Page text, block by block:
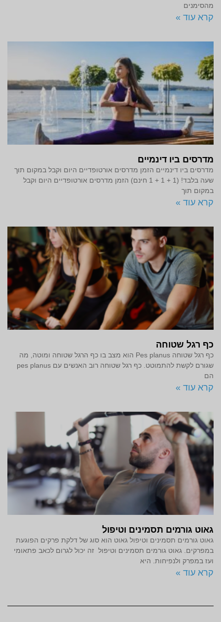
מהסימנים
קרא עוד »
מדרסים ביו דינמיים
מדרסים ביו דינמיים הזמן מדרסים אורטופדיים היום וקבל במקום תוך
שעה בלבד! (1 + 1 + 1 חינם) הזמן מדרסים אורטופדיים היום וקבל
במקום תוך
קרא עוד »
כף רגל שטוחה
כף רגל שטוחה Pes planus הוא מצב בו כף הרגל שטוחה ומוטה, מה
שגורם לקשת להתמוטט. כף רגל שטוחה רוב האנשים עם pes planus
הם
קרא עוד »
גאוט גורמים תסמינים וטיפול
גאוט גורמים תסמינים וטיפול גאוט הוא סוג של דלקת פרקים הפוגעת
במפרקים. גאוט גורמים תסמינים וטיפול זה יכול לגרום לכאב פתאומי
ועז במפרק ולנפיחות. היא
קרא עוד »